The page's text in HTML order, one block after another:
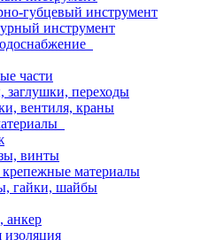
губцевый инструмент
инструмент
части
заглушки, переходы
вентиля, краны
винты
материалы
гайки, шайбы
анкер
изоляция